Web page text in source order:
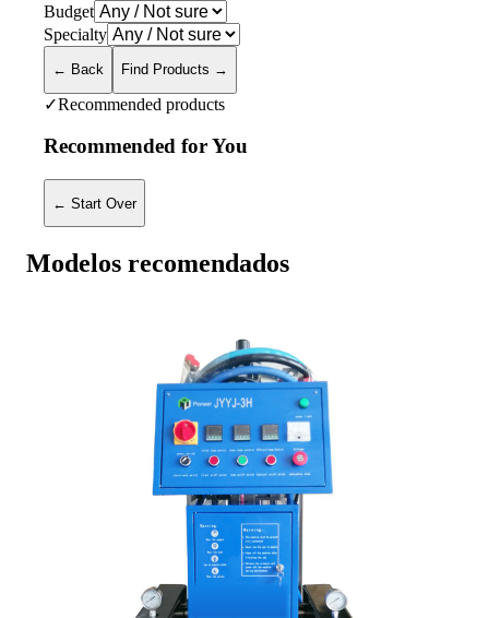
Budget
Specialty
← Back Find Products →
✓Recommended products
Recommended for You
← Start Over
Modelos recomendados